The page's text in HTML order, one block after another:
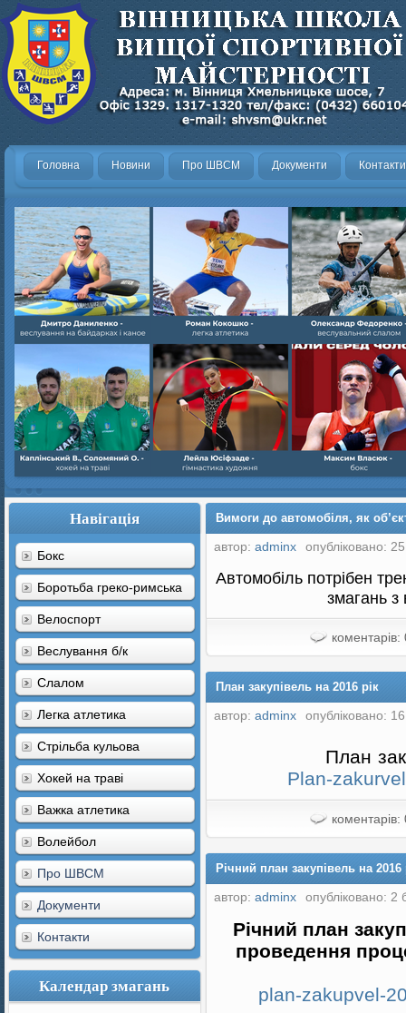
Головна Новини Про ШВСМ Документи Контакти
Навігація
Бокс
Боротьба греко-римська
Велоспорт
Веслування б/к
Cлалом
Легка атлетика
Стрільба кульова
Хокей на траві
Важка атлетика
Волейбол
Про ШВСМ
Документи
Контакти
Календар змагань
Вимоги до автомобіля, як
автор: adminx опубліковано:
Автомобіль потрібен
змагань з
коментарів:
План закупівель на 2016 рік
автор: adminx опубліковано:
План
Plan-
коментарів:
Річний план закупівель на 2016
автор: adminx опубліковано: 2
Річний план
проведення
plan-zakupvel-